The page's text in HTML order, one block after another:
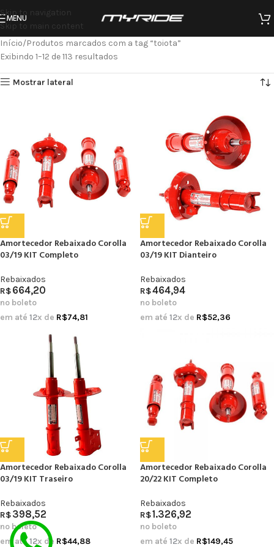
Skip to navigation
Skip to main content
MENU
Início Produtos marcados com a tag “toiota”
Exibindo 1–12 de 113 resultados
Mostrar lateral
Amortecedor Rebaixado Corolla
03/19 KIT Completo
Rebaixados
R$664,20
no boleto
em até 12x de R$74,81
Amortecedor Rebaixado Corolla
03/19 KIT Dianteiro
Rebaixados
R$464,94
no boleto
em até 12x de R$52,36
Amortecedor Rebaixado Corolla
03/19 KIT Traseiro
Rebaixados
R$398,52
no boleto
em até12x de R$44,88
Amortecedor Rebaixado Corolla
20/22 KIT Completo
Rebaixados
R$1.326,92
no boleto
em até 12x de R$149,45